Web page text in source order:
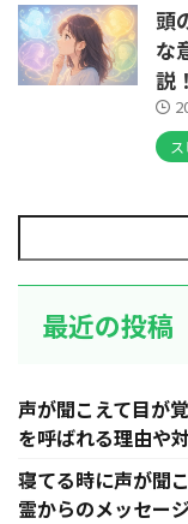
頭
な
説！
最近の投稿
声が聞こえて目が
を呼ばれる理由や
寝てる時に声が聞
霊からのメッセー